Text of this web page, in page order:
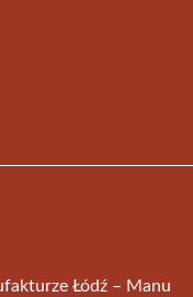
Łódź – Manu